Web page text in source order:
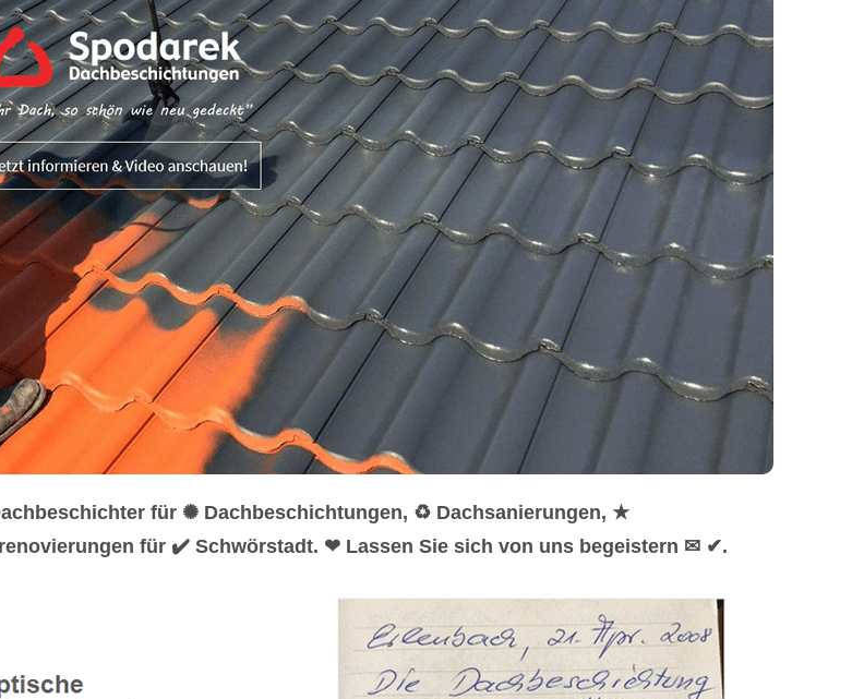
für ✺ Dachbeschichtungen, ♻ Dachsanierungen, ★
für ✔️ Schwörstadt. ❤ Lassen Sie sich von uns begeistern ✉ ✔.